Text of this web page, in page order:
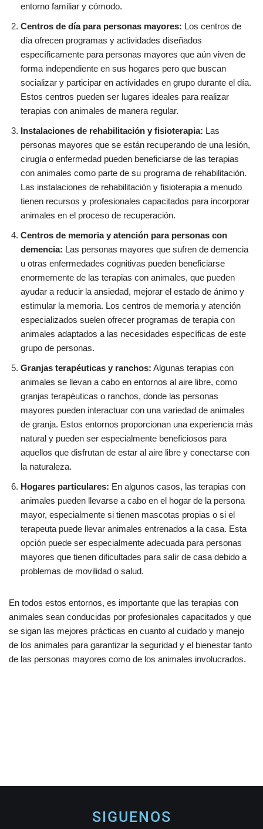
entorno familiar y cómodo.
Centros de día para personas mayores: Los centros de
día ofrecen programas y actividades diseñados
específicamente para personas mayores que aún viven de
forma independiente en sus hogares pero que buscan
socializar y participar en actividades en grupo durante el día.
Estos centros pueden ser lugares ideales para realizar
terapias con animales de manera regular.
Instalaciones de rehabilitación y fisioterapia: Las
personas mayores que se están recuperando de una lesión,
cirugía o enfermedad pueden beneficiarse de las terapias
con animales como parte de su programa de rehabilitación.
Las instalaciones de rehabilitación y fisioterapia a menudo
tienen recursos y profesionales capacitados para incorporar
animales en el proceso de recuperación.
Centros de memoria y atención para personas con
demencia: Las personas mayores que sufren de demencia
u otras enfermedades cognitivas pueden beneficiarse
enormemente de las terapias con animales, que pueden
ayudar a reducir la ansiedad, mejorar el estado de ánimo y
estimular la memoria. Los centros de memoria y atención
especializados suelen ofrecer programas de terapia con
animales adaptados a las necesidades específicas de este
grupo de personas.
Granjas terapéuticas y ranchos: Algunas terapias con
animales se llevan a cabo en entornos al aire libre, como
granjas terapéuticas o ranchos, donde las personas
mayores pueden interactuar con una variedad de animales
de granja. Estos entornos proporcionan una experiencia más
natural y pueden ser especialmente beneficiosos para
aquellos que disfrutan de estar al aire libre y conectarse con
la naturaleza.
Hogares particulares: En algunos casos, las terapias con
animales pueden llevarse a cabo en el hogar de la persona
mayor, especialmente si tienen mascotas propias o si el
terapeuta puede llevar animales entrenados a la casa. Esta
opción puede ser especialmente adecuada para personas
mayores que tienen dificultades para salir de casa debido a
problemas de movilidad o salud.
En todos estos entornos, es importante que las terapias con
animales sean conducidas por profesionales capacitados y que
se sigan las mejores prácticas en cuanto al cuidado y manejo
de los animales para garantizar la seguridad y el bienestar tanto
de las personas mayores como de los animales involucrados.
SIGUENOS